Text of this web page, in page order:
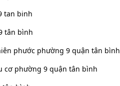
tan binh
tân bình
phước phường 9 quận tân bình
cơ phường 9 quận tân bình